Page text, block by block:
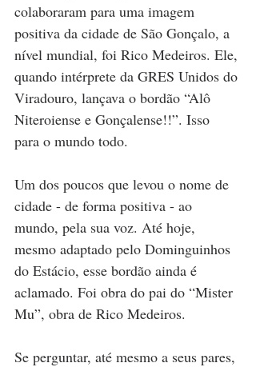
colaboraram para uma imagem
positiva da cidade de São Gonçalo, a
nível mundial, foi Rico Medeiros. Ele,
quando intérprete da GRES Unidos do
Viradouro, lançava o bordão “Alô
Niteroiense e Gonçalense!!”. Isso
para o mundo todo.
Um dos poucos que levou o nome de
cidade - de forma positiva - ao
mundo, pela sua voz. Até hoje,
mesmo adaptado pelo Dominguinhos
do Estácio, esse bordão ainda é
aclamado. Foi obra do pai do “Mister
Mu”, obra de Rico Medeiros.
Se perguntar, até mesmo a seus pares,